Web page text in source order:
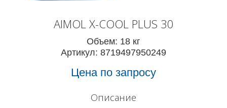
AIMOL X-COOL PLUS 30
Объем: 18 кг
Артикул: 8719497950249
Цена по запросу
Описание